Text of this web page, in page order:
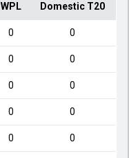
WPL Domestic T20
0 0
0 0
0 0
0 0
0 0